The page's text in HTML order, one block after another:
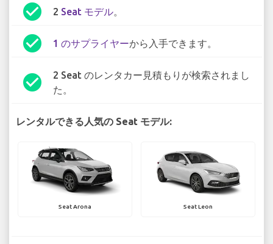
check_circle 2 Seat モデル。
check_circle 1 のサプライヤーから入手できます。
check_circle
2 Seat のレンタカー見積もりが検索されまし
た。
レンタルできる人気の Seat モデル:
Seat Arona Seat Leon